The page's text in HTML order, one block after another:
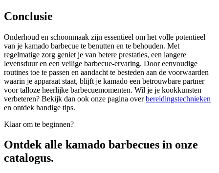
Conclusie
Onderhoud en schoonmaak zijn essentieel om het volle potentieel
van je kamado barbecue te benutten en te behouden. Met
regelmatige zorg geniet je van betere prestaties, een langere
levensduur en een veilige barbecue-ervaring. Door eenvoudige
routines toe te passen en aandacht te besteden aan de voorwaarden
waarin je apparaat staat, blijft je kamado een betrouwbare partner
voor talloze heerlijke barbecuemomenten. Wil je je kookkunsten
verbeteren? Bekijk dan ook onze pagina overbereidingstechnieken
en ontdek handige tips.
Klaar om te beginnen?
Ontdek alle kamado barbecues in onze
catalogus.